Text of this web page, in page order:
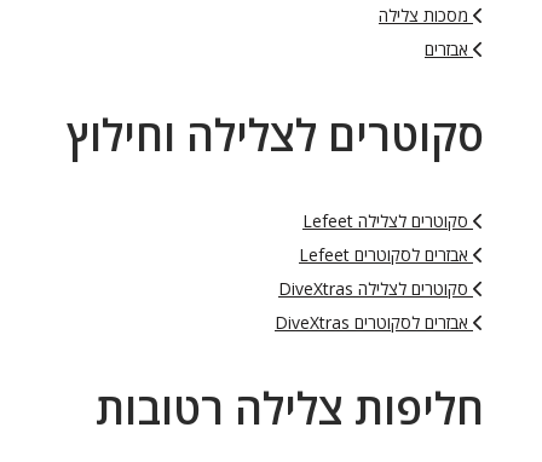
מסכות צלילה
אבזרים
סקוטרים לצלילה וחילוץ
סקוטרים לצלילה Lefeet
אבזרים לסקוטרים Lefeet
סקוטרים לצלילה DiveXtras
אבזרים לסקוטרים DiveXtras
חליפות צלילה רטובות